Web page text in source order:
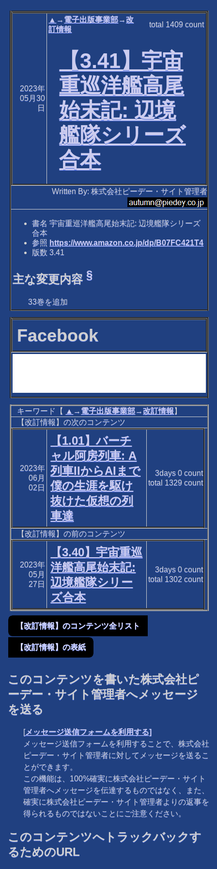
2023年
05月30
日
▲ → 電子出版事業部→改
訂情報
total 1409 count
【3.41】宇宙
重巡洋艦高尾
始末記: 辺境
艦隊シリーズ
合本
Written By: 株式会社ピーデー・サイト管理者
書名 宇宙重巡洋艦高尾始末記: 辺境艦隊シリーズ
合本
参照 https://www.amazon.co.jp/dp/B07FC421T4
版数 3.41
主な変更内容§
33巻を追加
Facebook
キーワード【 ▲ → 電子出版事業部→改訂情報】
【改訂情報】の次のコンテンツ
2023年
06月
02日
【1.01】バーチ
ャル阿房列車: A
列車IIからAIまで
僕の生涯を駆け
抜けた仮想の列
車達
3days 0count
total 1329 count
【改訂情報】の前のコンテンツ
2023年
05月
27日
【3.40】宇宙重巡
洋艦高尾始末記:
辺境艦隊シリー
ズ合本
3days 0count
total 1302 count
【改訂情報】のコンテンツ全リスト
【改訂情報】の表紙
このコンテンツを書いた株式会社ピ
ーデー・サイト管理者へメッセージ
を送る
[メッセージ送信フォームを利用する]
メッセージ送信フォームを利用することで、株式会社
ピーデー・サイト管理者に対してメッセージを送るこ
とができます。
この機能は、100%確実に株式会社ピーデー・サイト
管理者へメッセージを伝達するものではなく、また、
確実に株式会社ピーデー・サイト管理者よりの返事を
得られるものではないことにご注意ください。
このコンテンツへトラックバックす
るためのURL